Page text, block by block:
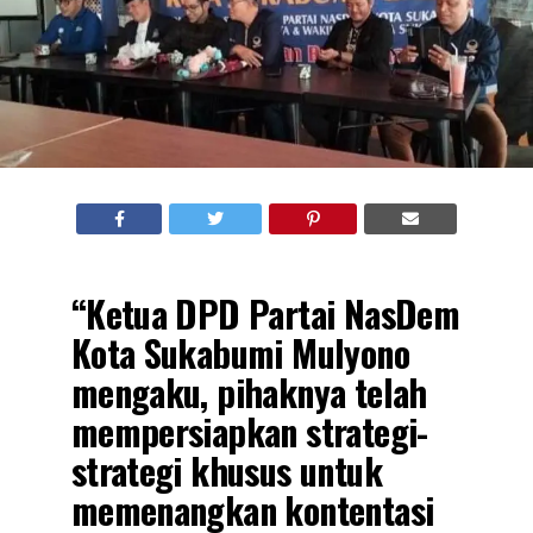
“Ketua DPD Partai NasDem
Kota Sukabumi Mulyono
mengaku, pihaknya telah
mempersiapkan strategi-
strategi khusus untuk
memenangkan kontentasi